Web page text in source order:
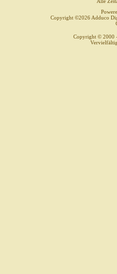
Copyright ©2026 Adduco
Copyright © 2000